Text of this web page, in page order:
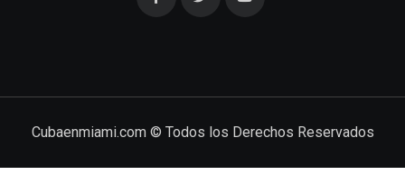
Cubaenmiami.com © Todos los Derechos Reservados